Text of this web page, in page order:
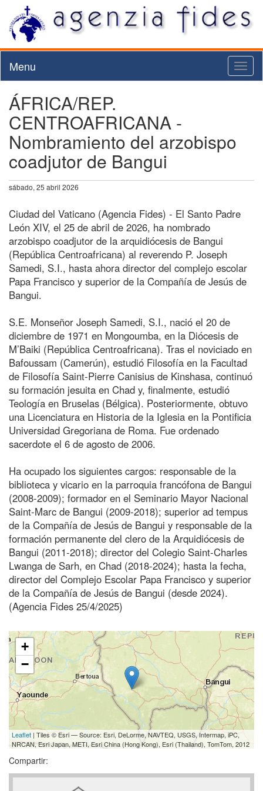
Menu
ÁFRICA/REP.
CENTROAFRICANA -
Nombramiento del arzobispo
coadjutor de Bangui
sábado, 25 abril 2026
Ciudad del Vaticano (Agencia Fides) - El Santo Padre
León XIV, el 25 de abril de 2026, ha nombrado
arzobispo coadjutor de la arquidiócesis de Bangui
(República Centroafricana) al reverendo P. Joseph
Samedi, S.I., hasta ahora director del complejo escolar
Papa Francisco y superior de la Compañía de Jesús de
Bangui.
S.E. Monseñor Joseph Samedi, S.I., nació el 20 de
diciembre de 1971 en Mongoumba, en la Diócesis de
M’Baiki (República Centroafricana). Tras el noviciado en
Bafoussam (Camerún), estudió Filosofía en la Facultad
de Filosofía Saint-Pierre Canisius de Kinshasa, continuó
su formación jesuita en Chad y, finalmente, estudió
Teología en Bruselas (Bélgica). Posteriormente, obtuvo
una Licenciatura en Historia de la Iglesia en la Pontificia
Universidad Gregoriana de Roma. Fue ordenado
sacerdote el 6 de agosto de 2006.
Ha ocupado los siguientes cargos: responsable de la
biblioteca y vicario en la parroquia francófona de Bangui
(2008-2009); formador en el Seminario Mayor Nacional
Saint-Marc de Bangui (2009-2018); superior ad tempus
de la Compañía de Jesús de Bangui y responsable de la
formación permanente del clero de la Arquidiócesis de
Bangui (2011-2018); director del Colegio Saint-Charles
Lwanga de Sarh, en Chad (2018-2024); hasta la fecha,
director del Complejo Escolar Papa Francisco y superior
de la Compañía de Jesús de Bangui (desde 2024).
(Agencia Fides 25/4/2025)
+
−
Leaflet | Tiles © Esri — Source: Esri, DeLorme, NAVTEQ, USGS, Intermap, iPC,
NRCAN, Esri Japan, METI, Esri China (Hong Kong), Esri (Thailand), TomTom, 2012
Compartir: